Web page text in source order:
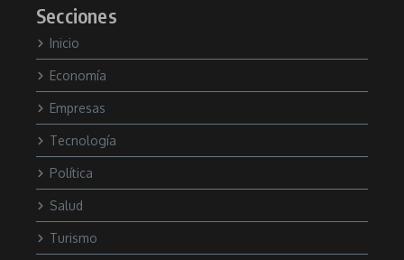
Secciones
Inicio
Economía
Empresas
Tecnología
Política
Salud
Turismo